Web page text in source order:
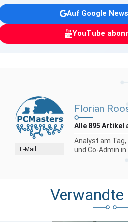
Auf Google
YouTube
E-Mail
Florian
Alle 895 Artikel
Analyst am
und Co-Admin in